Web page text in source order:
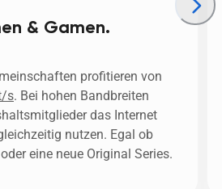
& Gamen.
profitieren von
s. Bei hohen Bandbreiten
das Internet
nutzen. Egal ob
eine neue Original Series.